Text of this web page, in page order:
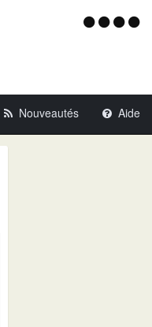
Menu
Nouveautés Aide